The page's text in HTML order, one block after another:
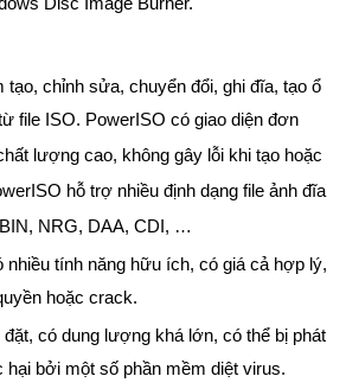
tạo, chỉnh sửa, chuyển đổi, ghi đĩa, tạo ổ
file ISO. PowerISO có giao diện đơn
lượng cao, không gây lỗi khi tạo hoặc
hỗ trợ nhiều định dạng file ảnh đĩa
NRG, DAA, CDI, …
tính năng hữu ích, có giá cả hợp lý,
hoặc crack.
có dung lượng khá lớn, có thể bị phát
hại bởi một số phần mềm diệt virus.